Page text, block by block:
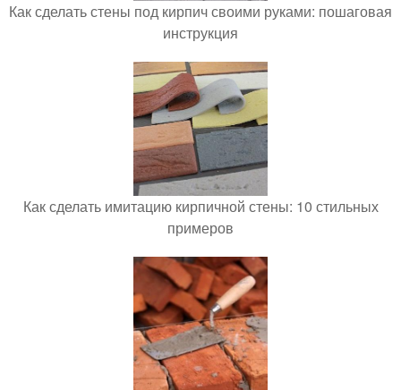
Как сделать стены под кирпич своими руками: пошаговая
инструкция
Как сделать имитацию кирпичной стены: 10 стильных
примеров